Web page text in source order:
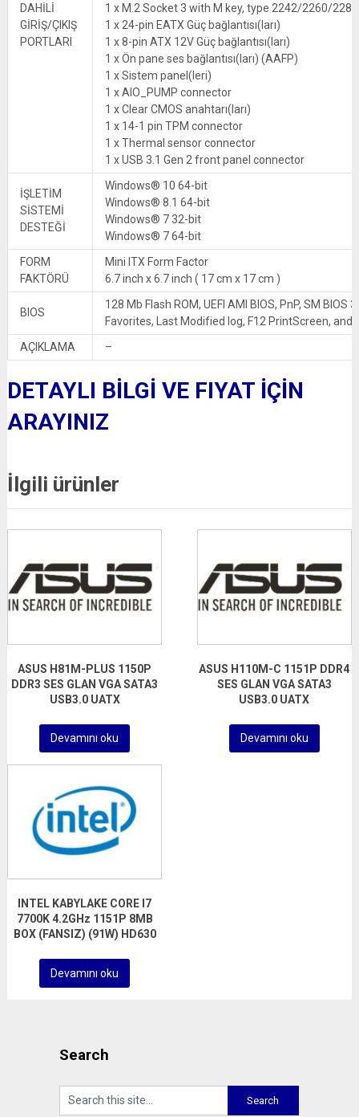
DAHİLİ
GİRİŞ/ÇIKIŞ
PORTLARI
1 x M.2 Socket 3 with M key, type 2242/2260/
1 x 24-pin EATX Güç bağlantısı(ları)
1 x 8-pin ATX 12V Güç bağlantısı(ları)
1 x Ön pane ses bağlantısı(ları) (AAFP)
1 x Sistem panel(leri)
1 x AIO_PUMP connector
1 x Clear CMOS anahtarı(ları)
1 x 14-1 pin TPM connector
1 x Thermal sensor connector
1 x USB 3.1 Gen 2 front panel connector
İŞLETİM
SİSTEMİ
DESTEĞİ
Windows® 10 64-bit
Windows® 8.1 64-bit
Windows® 7 32-bit
Windows® 7 64-bit
FORM
FAKTÖRÜ
Mini ITX Form Factor
6.7 inch x 6.7 inch ( 17 cm x 17 cm )
BIOS
128 Mb Flash ROM, UEFI AMI BIOS, PnP, SM
Favorites, Last Modified log, F12 PrintScreen,
AÇIKLAMA
–
DETAYLI BİLGİ VE FIYAT İÇİN
ARAYINIZ
İlgili ürünler
ASUS H81M-PLUS 1150P
DDR3 SES GLAN VGA SATA3
USB3.0 UATX
Devamını oku
ASUS H110M-C 1151P DDR4
SES GLAN VGA SATA3
USB3.0 UATX
Devamını oku
INTEL KABYLAKE CORE I7
7700K 4.2GHz 1151P 8MB
BOX (FANSIZ) (91W) HD630
Devamını oku
Search